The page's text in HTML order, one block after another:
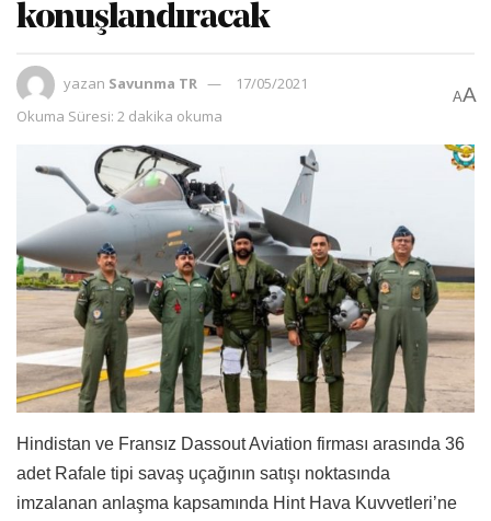
konuşlandıracak
yazan Savunma TR
17/05/2021
Okuma Süresi: 2 dakika okuma
AA
Hindistan ve Fransız Dassout Aviation firması arasında 36
adet Rafale tipi savaş uçağının satışı noktasında
imzalanan anlaşma kapsamında Hint Hava Kuvvetleri’ne